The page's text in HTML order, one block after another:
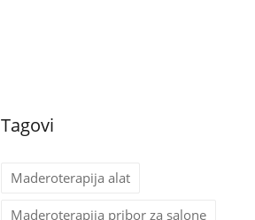
Tagovi
Maderoterapija alat
Maderoterapija pribor za salone